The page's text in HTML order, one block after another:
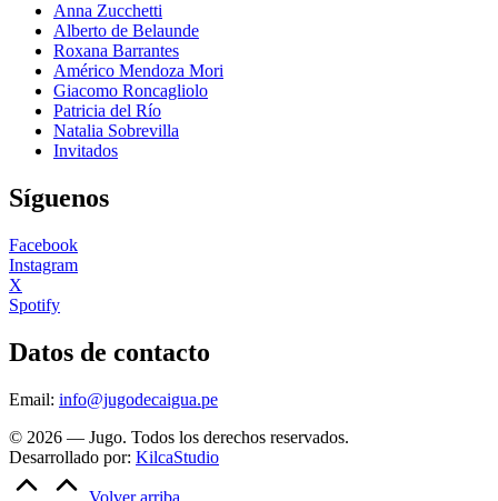
Anna Zucchetti
Alberto de Belaunde
Roxana Barrantes
Américo Mendoza Mori
Giacomo Roncagliolo
Patricia del Río
Natalia Sobrevilla
Invitados
Síguenos
Facebook
Instagram
X
Spotify
Datos de contacto
Email: info@jugodecaigua.pe
© 2026 — Jugo. Todos los derechos reservados.
Desarrollado por: KilcaStudio
Volver arriba